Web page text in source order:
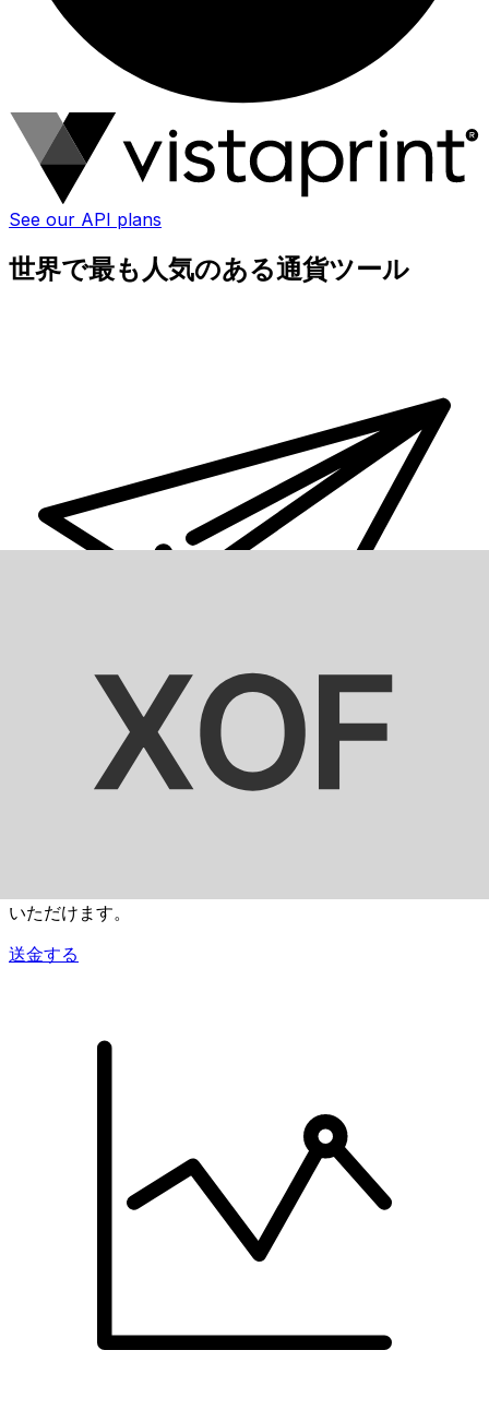
See our API plans
世界で最も人気のある通貨ツール
いただけます。
送金する